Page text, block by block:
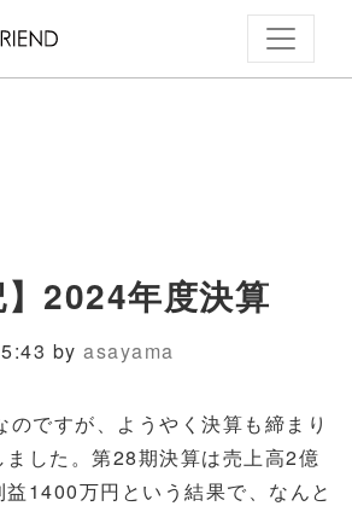
】2024年度決算
by asayama
のですが、ようやく決算も締まり
した。第28期決算は売上高2億
1400万円という結果で、なんと